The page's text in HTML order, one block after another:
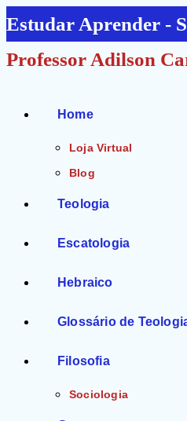
Ir
para
o
Estudar Aprender -
Professor Adilson
Home
Loja Virtual
Blog
Teologia
Escatologia
Hebraico
Glossário de
Filosofia
Sociologia